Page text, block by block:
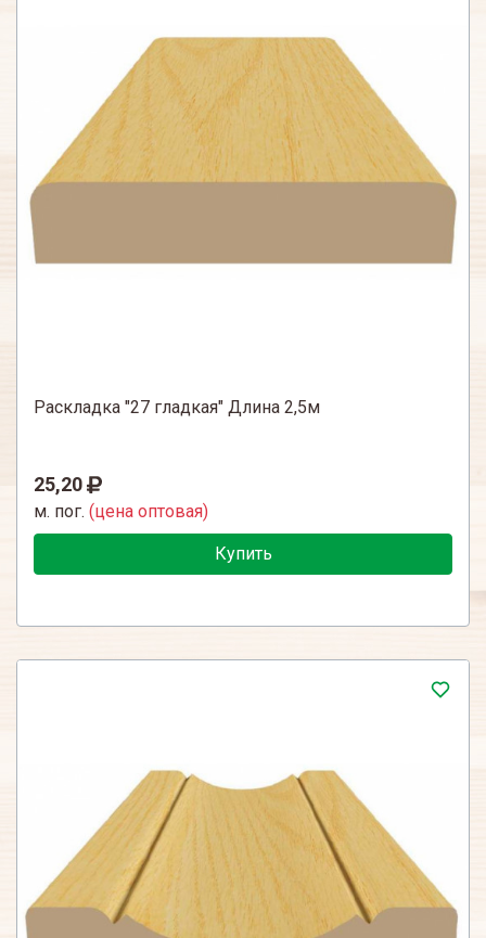
Раскладка "27 гладкая" Длина 2,5м
25,20
м. пог. (цена оптовая)
Купить